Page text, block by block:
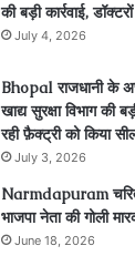
की बड़ी कार्रवाई,
July 4, 2026
Bhopal राजधानी के
खाद्य सुरक्षा विभाग की
रही फ़ैक्ट्री को किया
July 3, 2026
Narmdapuram
भाजपा नेता की गोली
June 18, 2026